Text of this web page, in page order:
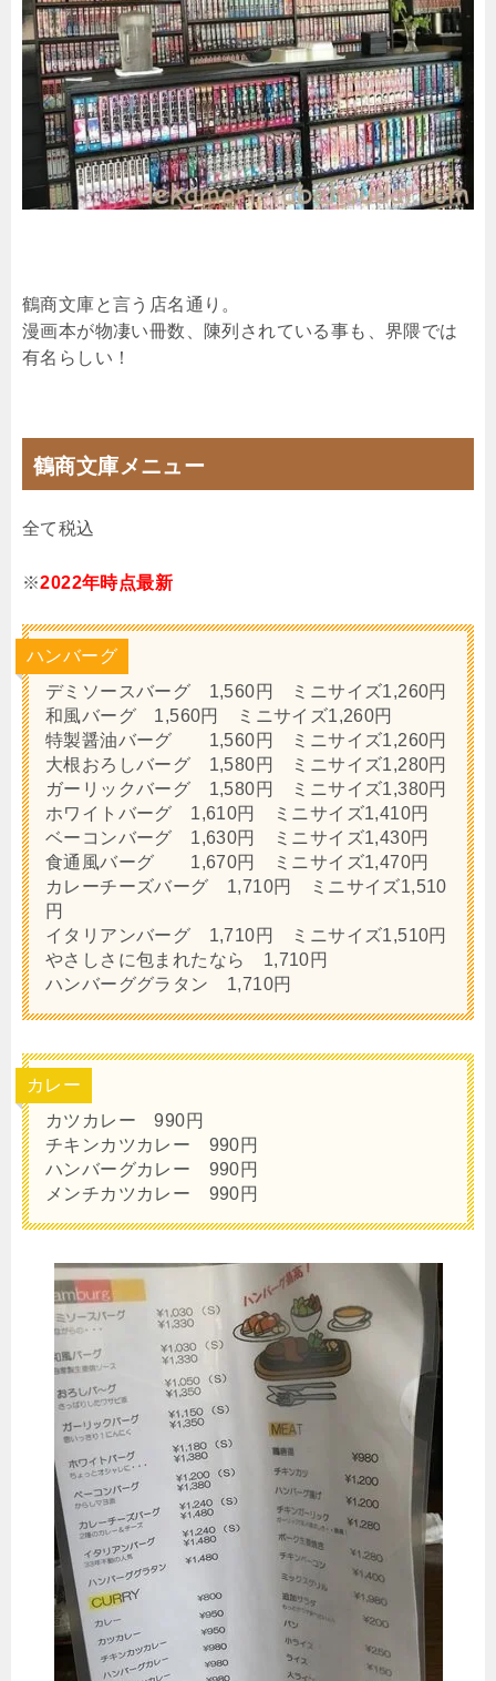
鶴商文庫と言う店名通り。
漫画本が物凄い冊数、陳列されている事も、界隈では
有名らしい！
鶴商文庫メニュー
全て税込
※2022年時点最新
ハンバーグ
デミソースバーグ 1,560円 ミニサイズ1,260円
和風バーグ 1,560円 ミニサイズ1,260円
特製醤油バーグ 1,560円 ミニサイズ1,260円
大根おろしバーグ 1,580円 ミニサイズ1,280円
ガーリックバーグ 1,580円 ミニサイズ1,380円
ホワイトバーグ 1,610円 ミニサイズ1,410円
ベーコンバーグ 1,630円 ミニサイズ1,430円
食通風バーグ 1,670円 ミニサイズ1,470円
カレーチーズバーグ 1,710円 ミニサイズ1,510
円
イタリアンバーグ 1,710円 ミニサイズ1,510円
やさしさに包まれたなら 1,710円
ハンバーググラタン 1,710円
カレー
カツカレー 990円
チキンカツカレー 990円
ハンバーグカレー 990円
メンチカツカレー 990円